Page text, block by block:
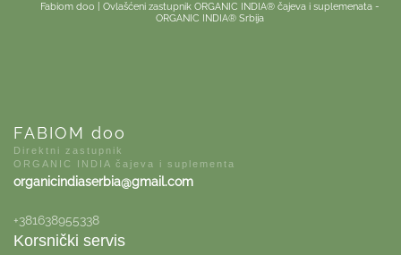
Fabiom doo | Ovlašćeni zastupnik ORGANIC INDIA® čajeva i suplemenata -
ORGANIC INDIA® Srbija
FABIOM doo
Direktni zastupnik
ORGANIC INDIA čajeva i suplementa
organicindiaserbia@gmail.com
+381638955338
Korsnički servis